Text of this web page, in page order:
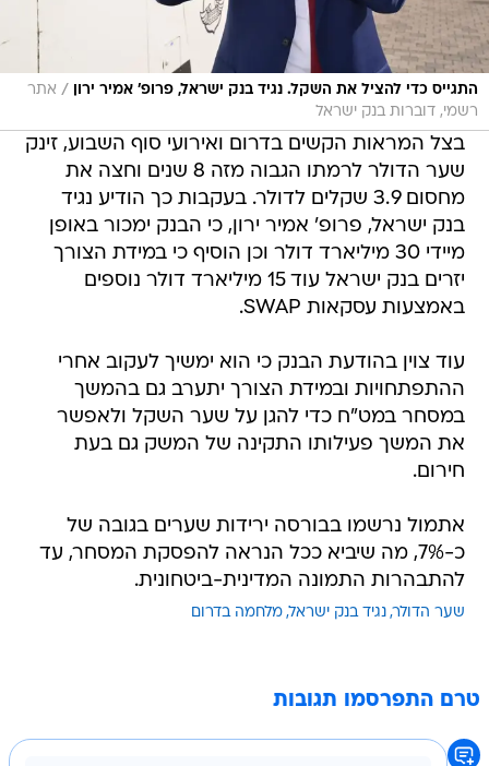
התגייס כדי להציל את השקל. נגיד בנק ישראל, פרופ' אמיר ירון / אתר
רשמי, דוברות בנק ישראל
בצל המראות הקשים בדרום ואירועי סוף השבוע, זינק
שער הדולר לרמתו הגבוה מזה 8 שנים וחצה את
מחסום 3.9 שקלים לדולר. בעקבות כך הודיע נגיד
בנק ישראל, פרופ' אמיר ירון, כי הבנק ימכור באופן
מיידי 30 מיליארד דולר וכן הוסיף כי במידת הצורך
יזרים בנק ישראל עוד 15 מיליארד דולר נוספים
באמצעות עסקאות SWAP.
עוד צוין בהודעת הבנק כי הוא ימשיך לעקוב אחרי
ההתפתחויות ובמידת הצורך יתערב גם בהמשך
במסחר במט"ח כדי להגן על שער השקל ולאפשר
את המשך פעילותו התקינה של המשק גם בעת
חירום.
אתמול נרשמו בבורסה ירידות שערים בגובה של
כ-7%, מה שיביא ככל הנראה להפסקת המסחר, עד
להתבהרות התמונה המדינית-ביטחונית.
שער הדולר נגיד בנק ישראל מלחמה בדרום
טרם התפרסמו תגובות